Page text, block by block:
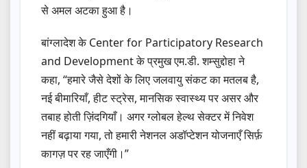
से अमल अटका हुआ है।
बांग्लादेश के Center for Participatory Research
and Development के प्रमुख एम.डी. शम्सुद्दोहा ने
कहा, “हमारे जैसे देशों के लिए जलवायु संकट का मतलब है,
नई बीमारियाँ, हीट स्ट्रेस, मानसिक स्वास्थ्य पर असर और
तबाह होती ज़िंदगियाँ। अगर ग्लोबल हेल्थ सेक्टर में निवेश
नहीं बढ़ाया गया, तो हमारी नेशनल अडॉप्टेशन योजनाएँ सिर्फ़
कागज़ पर रह जाएँगी।”